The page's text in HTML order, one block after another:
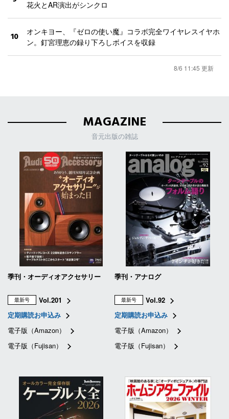
花火とAR演出がシンクロ
10
オンキヨー、『ゼロの使い魔』コラボ完全ワイヤレスイヤホ
ン。釘宮理恵の録り下ろしボイスを収録
8/6 11:45 更新
MAGAZINE
音元出版の雑誌
季刊・オーディオアクセサリー
最新号
Vol.201
定期購読お申込み
電子版（Amazon）
電子版（Fujisan）
季刊・アナログ
最新号
Vol.92
定期購読お申込み
電子版（Amazon）
電子版（Fujisan）